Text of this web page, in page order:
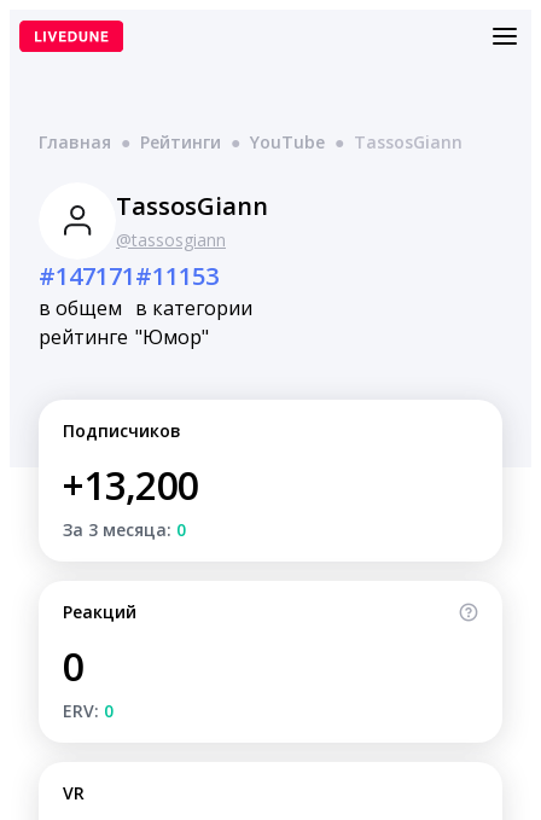
Перейти
Главная ● Рейтинги ● YouTube ● TassosGiann
TassosGiann
@tassosgiann
#147171
в общем
рейтинге
#11153
в категории
"Юмор"
Подписчиков
+13,200
За 3 месяца: 0
Реакций
0
ERV: 0
VR